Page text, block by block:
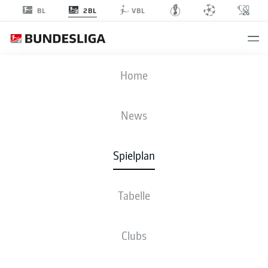
BL 2BL VBL
Home
News
Spielplan
Tabelle
Clubs
EBS
1 2
AUFSTELLUNGEN